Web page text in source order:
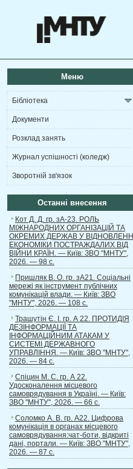
Меню
Бібліотека
Документи
Розклад занять
Журнал успішності (коледж)
Зворотній зв'язок
Останні внесення
Кот Д. Д. гр. зА-23. РОЛЬ
МІЖНАРОДНИХ ОРГАНІЗАЦІЙ ТА
ОКРЕМИХ ДЕРЖАВ У ВІДНОВЛЕННІ
ЕКОНОМІКИ ПОСТРАЖДАЛИХ ВІД
ВІЙНИ КРАЇН. — Київ: ЗВО "МНТУ",
2026. — 98 с.
Пришляк В. О. гр. зА21. Соціальні
мережі як інструмент публічних
комунікацій влади. — Київ: ЗВО
"МНТУ", 2026. — 108 с.
Трашутін Є. І. гр. А 22. ПРОТИДІЯ
ДЕЗІНФОРМАЦІЇ ТА
ІНФОРМАЦІЙНИМ АТАКАМ У
СИСТЕМІ ДЕРЖАВНОГО
УПРАВЛІННЯ. — Київ: ЗВО "МНТУ",
2026. — 84 с.
Спіцин М. С. гр. А 22.
Удосконалення місцевого
самоврядування в Україні. — Київ:
ЗВО "МНТУ", 2026. — 66 с.
Соломко А. В. гр. А22. Цифрова
комунікація в органах місцевого
самоврядування:чат-боти, відкриті
дані, портали. — Київ: ЗВО "МНТУ",
2026. — 87 с.